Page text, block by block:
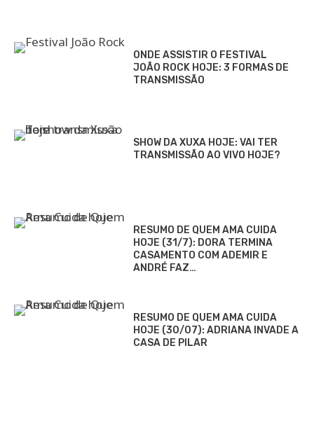
ONDE ASSISTIR O FESTIVAL
JOÃO ROCK HOJE: 3 FORMAS DE
TRANSMISSÃO
SHOW DA XUXA HOJE: VAI TER
TRANSMISSÃO AO VIVO HOJE?
RESUMO DE QUEM AMA CUIDA
HOJE (31/7): DORA TERMINA
CASAMENTO COM ADEMIR E
ANDRÉ FAZ…
RESUMO DE QUEM AMA CUIDA
HOJE (30/07): ADRIANA INVADE A
CASA DE PILAR